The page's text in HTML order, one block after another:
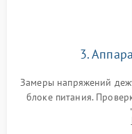
3.
Замеры напряжений
блоке питания.
помощью
светодиодных